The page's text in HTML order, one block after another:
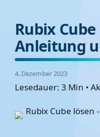
Rubix
Anleitung
4. Dezember 2023
Lesedauer: 3 Min •